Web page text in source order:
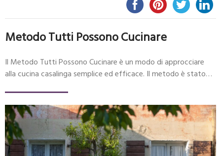
Metodo Tutti Possono Cucinare
Il Metodo Tutti Possono Cucinare è un modo di approcciare
alla cucina casalinga semplice ed efficace. Il metodo è stato…